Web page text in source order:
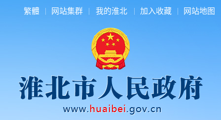
繁體 网站集群 我的淮北 加入收藏 网站地图